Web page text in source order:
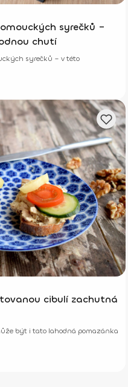
syrečků –
chutí
syrečků – v této
cibulí zachutná
být i tato lahodná pomazánka